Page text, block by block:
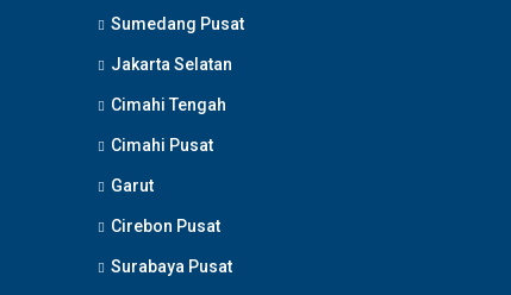
Sumedang Pusat
Jakarta Selatan
Cimahi Tengah
Cimahi Pusat
Garut
Cirebon Pusat
Surabaya Pusat